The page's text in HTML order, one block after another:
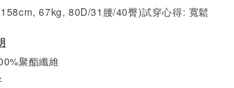
67kg, 80D/31腰/40臀)試穿心得: 寬鬆
聚酯纖維